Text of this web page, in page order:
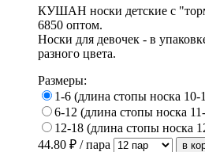
КУШАН носки детские с
6850 оптом.
Носки для девочек - в
разного цвета.
Размеры:
1-6 (длина стопы носка 10-
6-12 (длина стопы носка
12-18 (длина стопы носка
44.80 ₽ / пара